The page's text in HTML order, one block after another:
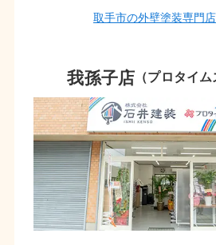
取手市の外壁塗装専門
我孫子店 （プロタイ